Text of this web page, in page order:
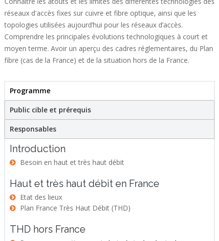
réseaux d'accès fixes sur cuivre et fibre optique, ainsi que les
topologies utilisées aujourd’hui pour les réseaux d’accès.
Comprendre les principales évolutions technologiques à court et
moyen terme. Avoir un aperçu des cadres réglementaires, du Plan
fibre (cas de la France) et de la situation hors de la France.
Stage
Programme(active tab)
Public cible et prérequis
Responsables
Introduction
Besoin en haut et très haut débit
Haut et très haut débit en France
Etat des lieux
Plan France Très Haut Débit (THD)
THD hors France